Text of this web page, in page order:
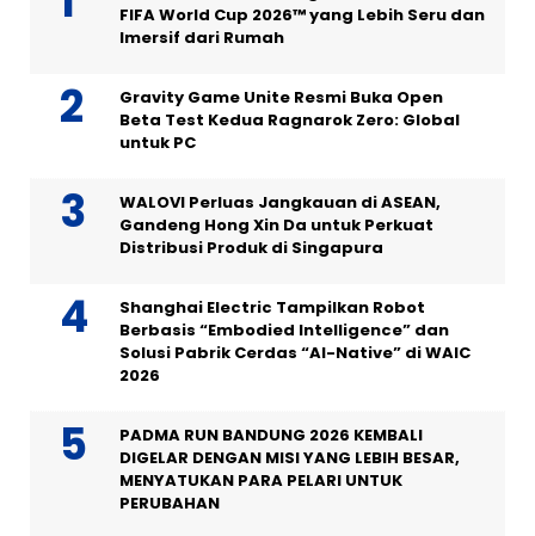
FIFA World Cup 2026™ yang Lebih Seru dan
Imersif dari Rumah
Gravity Game Unite Resmi Buka Open
Beta Test Kedua Ragnarok Zero: Global
untuk PC
WALOVI Perluas Jangkauan di ASEAN,
Gandeng Hong Xin Da untuk Perkuat
Distribusi Produk di Singapura
Shanghai Electric Tampilkan Robot
Berbasis “Embodied Intelligence” dan
Solusi Pabrik Cerdas “AI-Native” di WAIC
2026
PADMA RUN BANDUNG 2026 KEMBALI
DIGELAR DENGAN MISI YANG LEBIH BESAR,
MENYATUKAN PARA PELARI UNTUK
PERUBAHAN